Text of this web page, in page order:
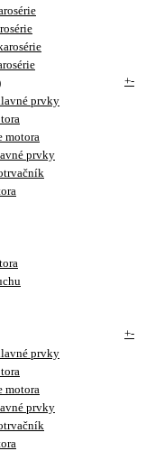
+-
prvky
motora
prvky
+-
prvky
motora
prvky